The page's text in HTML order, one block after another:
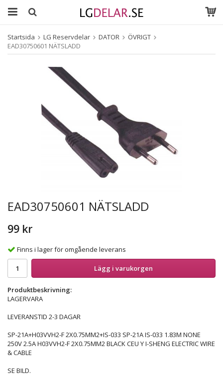
Startsida LG Reservdelar DATOR
ÖVRIGT
EAD30750601 NÄTSLADD
EAD30750601 NÄTSLADD
99 kr
Finns i lager för omgående leverans
Lägg i varukorgen
Produktbeskrivning:
LAGERVARA
LEVERANSTID 2-3 DAGAR
SP-21A+H03VVH2-F 2X0.75MM2+IS-033 SP-21A IS-033 1.83M NONE
250V 2.5A H03VVH2-F 2X0.75MM2 BLACK CEU Y I-SHENG ELECTRIC WIRE
& CABLE
SE BILD.